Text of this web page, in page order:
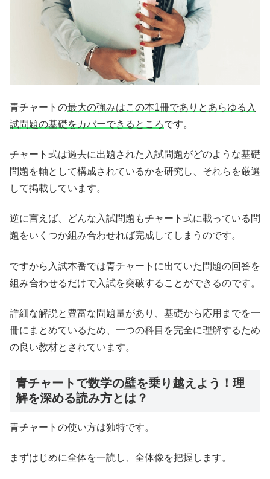
青チャートの最大の強みはこの本1冊でありとあらゆる入
試問題の基礎をカバーできるところです。
チャート式は過去に出題された入試問題がどのような基礎
問題を軸として構成されているかを研究し、それらを厳選
して掲載しています。
逆に言えば、どんな入試問題もチャート式に載っている問
題をいくつか組み合わせれば完成してしまうのです。
ですから入試本番では青チャートに出ていた問題の回答を
組み合わせるだけで入試を突破することができるのです。
詳細な解説と豊富な問題量があり、基礎から応用までを一
冊にまとめているため、一つの科目を完全に理解するため
の良い教材とされています。
青チャートで数学の壁を乗り越えよう！理
解を深める読み方とは？
青チャートの使い方は独特です。
まずはじめに全体を一読し、全体像を把握します。